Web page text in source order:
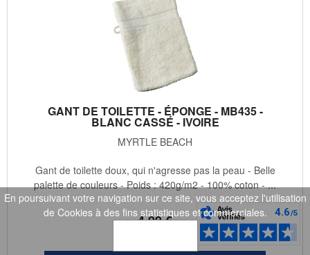
GANT DE TOILETTE - ÉPONGE - MB435 -
BLANC CASSÉ - IVOIRE
MYRTLE BEACH
4.99€
Gant de toilette doux, qui n'agresse pas la peau - Belle
palette de couleurs - Poids : 420g/m2 - 100% coton - ...
En poursuivant votre navigation sur ce site, vous acceptez l'utilisation
de Cookies à des fins statistiques et commerciales.